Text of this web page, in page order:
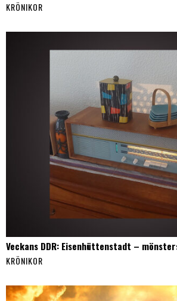
KRÖNIKOR
Veckans DDR: Eisenhüttenstadt –
KRÖNIKOR